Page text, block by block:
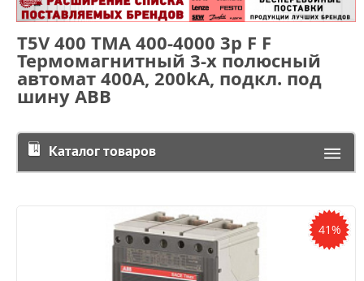
T5V 400 TMA 400-4000 3p F F
Термомагнитный 3-х полюсный
автомат 400А, 200kA, подкл. под
шину ABB
Каталог товаров
41%